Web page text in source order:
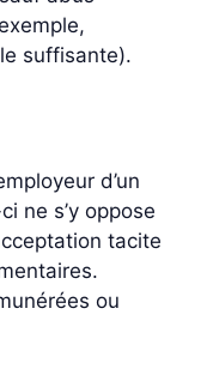
suffisante).
d’un
ne s’y oppose
tacite
ou